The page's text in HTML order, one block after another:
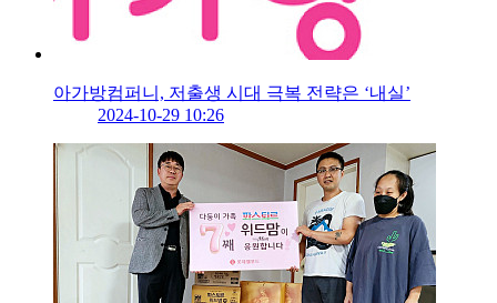
아가방컴퍼니, 저출생 시대 극복 전략은 ‘내실’
2024-10-29 10:26